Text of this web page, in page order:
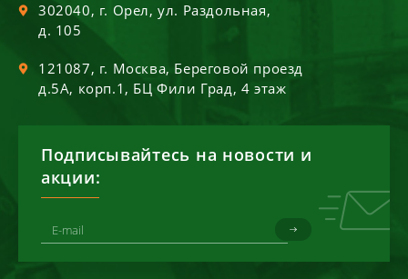
302040, г. Орел,ул. Раздольная,
д. 105
121087, г. Москва, Береговой проезд
д.5А, корп.1, БЦ Фили Град, 4 этаж
Подписывайтесь на новости и
акции: